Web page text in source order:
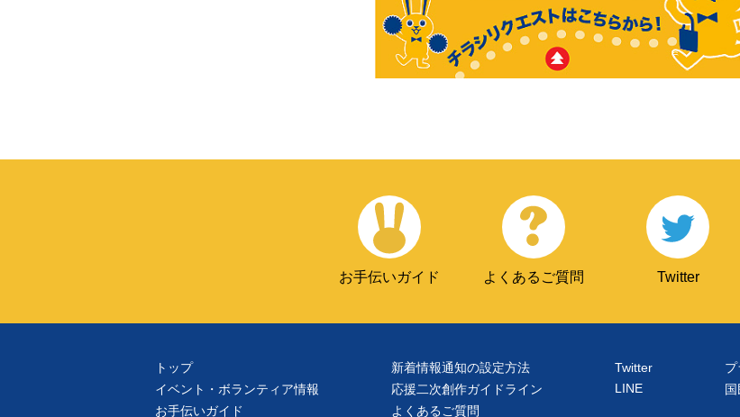
お手伝いガイド よくあるご質問 Twitter
トップ
イベント・ボランティア情報
お手伝いガイド
新着情報通知の設定方法
応援二次創作ガイドライン
よくあるご質問
Twitter
LINE